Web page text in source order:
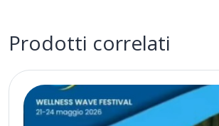
Prodotti correlati